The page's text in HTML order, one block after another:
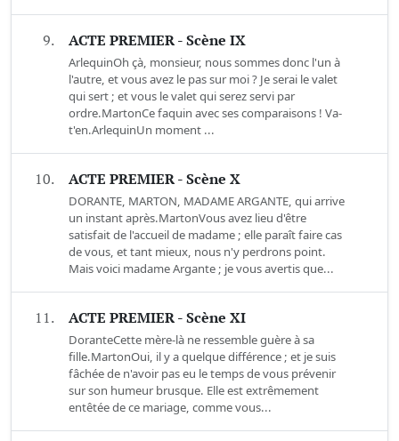
9. ACTE PREMIER - Scène IX
ArlequinOh çà, monsieur, nous sommes donc l'un à
l'autre, et vous avez le pas sur moi ? Je serai le valet
qui sert ; et vous le valet qui serez servi par
ordre.MartonCe faquin avec ses comparaisons ! Va-
t'en.ArlequinUn moment ...
10. ACTE PREMIER - Scène X
DORANTE, MARTON, MADAME ARGANTE, qui arrive
un instant après.MartonVous avez lieu d'être
satisfait de l'accueil de madame ; elle paraît faire cas
de vous, et tant mieux, nous n'y perdrons point.
Mais voici madame Argante ; je vous avertis que...
11. ACTE PREMIER - Scène XI
DoranteCette mère-là ne ressemble guère à sa
fille.MartonOui, il y a quelque différence ; et je suis
fâchée de n'avoir pas eu le temps de vous prévenir
sur son humeur brusque. Elle est extrêmement
entêtée de ce mariage, comme vous...